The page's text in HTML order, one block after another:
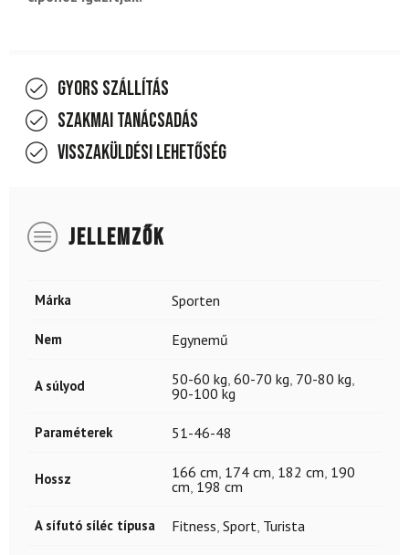
Gyors szállítás
Szakmai tanácsadás
Visszaküldési lehetőség
JELLEMZŐK
Márka Sporten
Nem Egynemű
A súlyod 50-60 kg, 60-70 kg, 70-80 kg,
90-100 kg
Paraméterek 51-46-48
Hossz 166 cm, 174 cm, 182 cm, 190
cm, 198 cm
A sífutó síléc típusa Fitness, Sport, Turista